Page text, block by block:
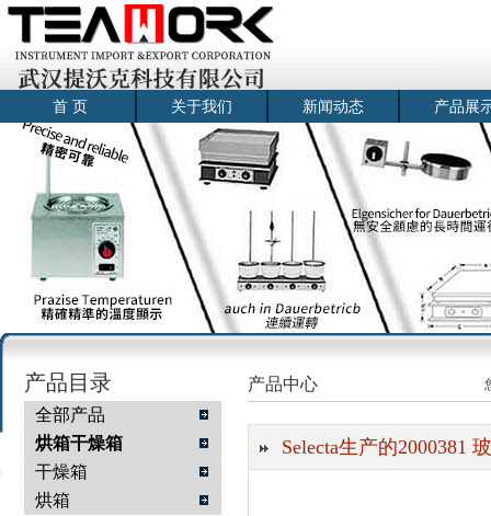
首 页 关于我们 新闻动态 产品展
产品目录
全部产品
烘箱干燥箱
干燥箱
烘箱
产品中心
Selecta生产的2000381